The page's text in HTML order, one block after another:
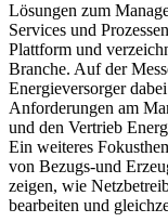
Lösungen zum
Services und
Plattform und
Branche. Auf der
Energieversorger
Anforderungen am
und den Vertrieb
Ein weiteres
von Bezugs-und
zeigen, wie
bearbeiten und